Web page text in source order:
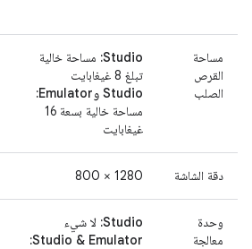
مساحة
القرص
الصلب
‫Studio: مساحة خالية
تبلغ 8 غيغابايت
Studio وEmulator:
مساحة خالية بسعة 16
غيغابايت
دقة الشاشة 1280 × 800
وحدة
معالجة
Studio: لا شيء
Studio & Emulator: